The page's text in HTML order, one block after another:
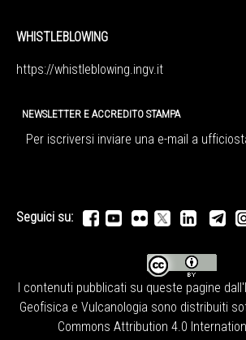
WHISTLEBLOWING
https://whistleblowing.ingv. it
NEWSLETTER E ACCREDITO STAMPA
Per iscriversi inviare una e-mail a
Seguici su:
I contenuti pubblicati su queste pagine dall'
Geofisica e Vulcanologia sono distribuiti
Commons Attribution 4.0